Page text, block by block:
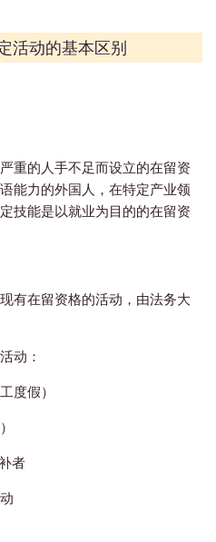
活动的基本区别
重的人手不足而设立的在留资
能力的外国人，在特定产业领
技能是以就业为目的的在留资
有在留资格的活动，由法务大
动：
度假）
者